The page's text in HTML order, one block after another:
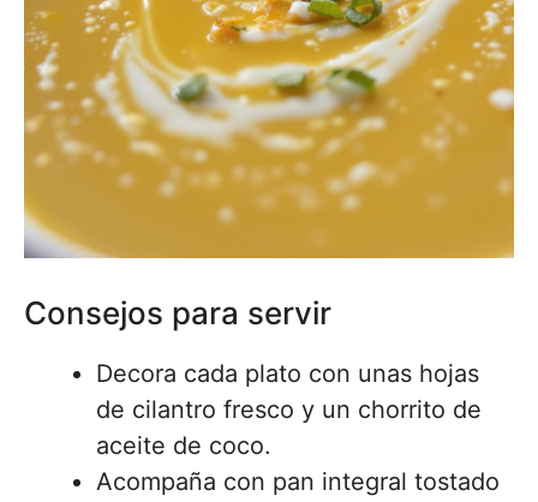
Consejos para servir
Decora cada plato con unas hojas
de cilantro fresco y un chorrito de
aceite de coco.
Acompaña con pan integral tostado